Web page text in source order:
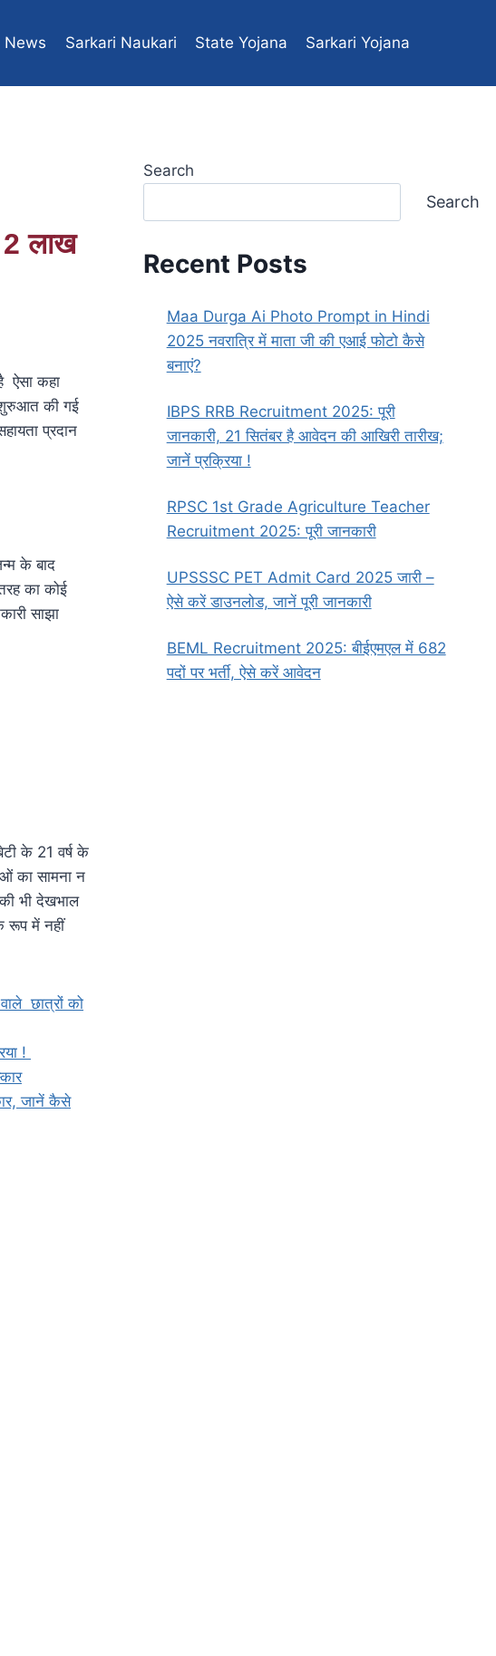
News Sarkari Naukari State Yojana Sarkari Yojana
लाख
ऐसा कहा
शुरुआत की गई
प्रदान
के बाद
का कोई
साझा
के 21 वर्ष के
का सामना न
भी देखभाल
रूप में नहीं
छात्रों को
!
जानें कैसे
Search
Search
Recent Posts
Maa Durga Ai Photo Prompt in Hindi
2025 नवरात्रि में माता जी की एआई फोटो कैसे
बनाएं?
IBPS RRB Recruitment 2025: पूरी
जानकारी, 21 सितंबर है आवेदन की आखिरी तारीख;
जानें प्रक्रिया !
RPSC 1st Grade Agriculture Teacher
Recruitment 2025: पूरी जानकारी
UPSSSC PET Admit Card 2025 जारी –
ऐसे करें डाउनलोड, जानें पूरी जानकारी
BEML Recruitment 2025: बीईएमएल में 682
पदों पर भर्ती, ऐसे करें आवेदन